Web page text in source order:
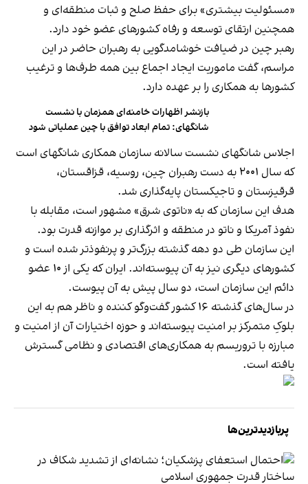
«مسئولیت بیشتری» برای حفظ صلح و ثبات منطقه‌ای و
همچنین ارتقای توسعه و رفاه کشورهای عضو خود دارد.
رهبر چین در ضیافت خوشامدگویی به رهبران حاضر در این
مراسم، گفت ماموریت ایجاد اجماع بین همه طرف‌ها و ترغیب
کشورها به همکاری را بر عهده دارد.
بازنشر اظهارات خامنه‌ای همزمان با نشست
شانگهای: تمام ابعاد توافق با چین عملیاتی شود
اجلاس شانگهای نشست سالانه سازمان همکاری شانگهای است
که سال ۲۰۰۱ به دست رهبران چین، روسیه، قزاقستان،
قرقیزستان و تاجیکستان پایه‌گذاری شد.
هدف این سازمان که به «ناتوی شرق» مشهور است، مقابله با
نفوذ آمریکا و ناتو در منطقه و اثرگذاری بر موازنه قدرت بود.
این سازمان طی دو دهه گذشته بزرگ‌تر و پرنفوذ‌تر شده است و
کشورهای دیگری نیز به آن پیوسته‌اند. ایران که یکی از ۱۰ عضو
دائم این سازمان است، دو سال پیش به آن پیوست.
در سال‌های گذشته ۱۶ کشور گفت‌وگو کننده و ناظر هم به این
بلوکِ متمرکز بر امنیت پیوسته‌اند و حوزه اختیارات آن از امنیت و
مبارزه با تروریسم به همکاری‌های اقتصادی و نظامی گسترش
یافته است.
پربازدیدترین‌ها